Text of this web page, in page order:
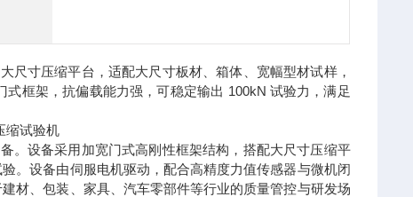
尺寸压缩平台，适配大尺寸板材、箱体、宽幅型材试样，
框架，抗偏载能力强，可稳定输出 100kN 试验力，满足
。设备采用加宽门式高刚性框架结构，搭配大尺寸压缩平
。设备由伺服电机驱动，配合高精度力值传感器与微机闭
材、包装、家具、汽车零部件等行业的质量管控与研发场